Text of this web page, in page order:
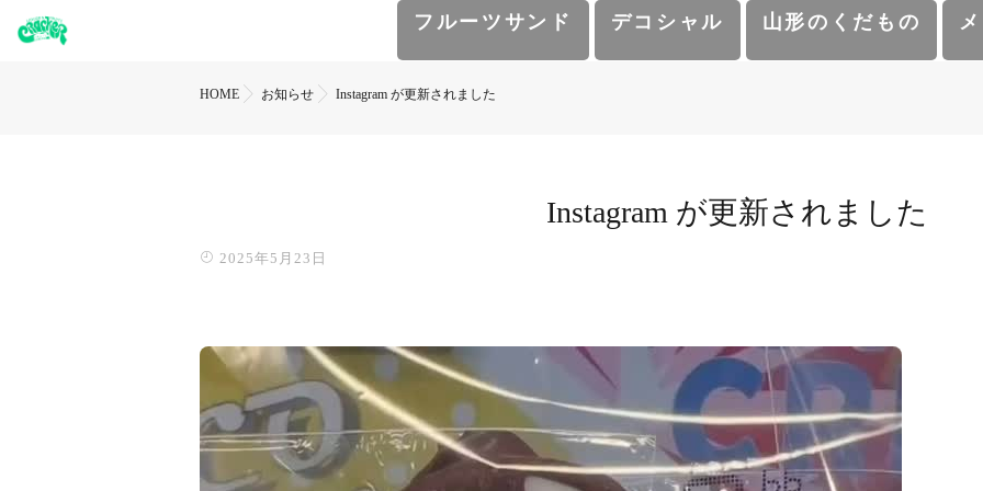
フルーツサンド デコシャル 山形のくだもの
HOME お知らせ Instagram が更新されました
Instagram が更新されました
2025年5月23日